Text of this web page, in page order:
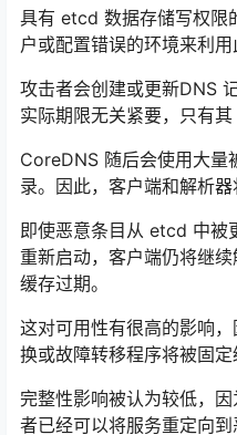
具有 etcd 数据存储写权限
户或配置错误的环境来利用
攻击者会创建或更新DNS
实际期限无关紧要，只有其
CoreDNS 随后会使用大量
录。因此，客户端和解析器
即使恶意条目从 etcd 中被
重新启动，客户端仍将继
缓存过期。
这对可用性有很高的影响
换或故障转移程序将被固定
完整性影响被认为较低，
者已经可以将服务重定向